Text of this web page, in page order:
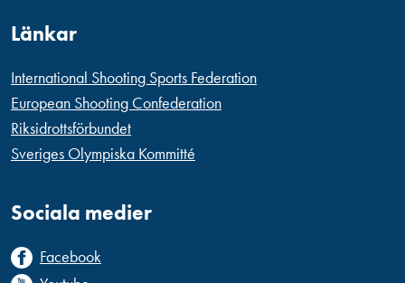
Länkar
International Shooting Sports Federation
European Shooting Confederation
Riksidrottsförbundet
Sveriges Olympiska Kommitté
Sociala medier
Facebook